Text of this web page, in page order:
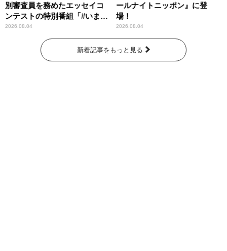
別審査員を務めたエッセイコ
ンテストの特別番組「#いまあ
なたに伝えたいこと」
2026.08.04
ールナイトニッポン』に登
場！
2026.08.04
新着記事をもっと見る